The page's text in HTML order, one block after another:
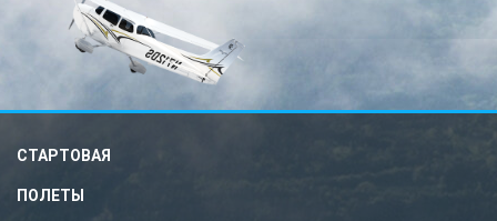
СТАРТОВАЯ
ПОЛЕТЫ